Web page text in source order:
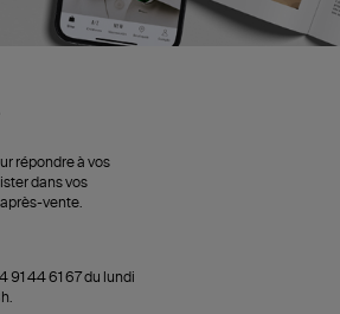
répondre à vos
dans vos
vente.
91 44 61 67 du lundi